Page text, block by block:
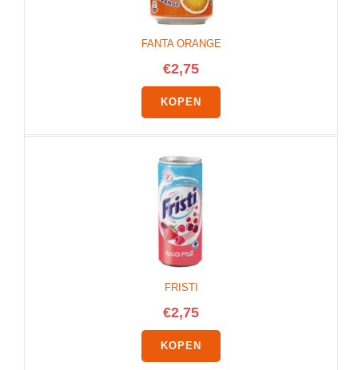
FANTA ORANGE
€2,75
KOPEN
FRISTI
€2,75
KOPEN